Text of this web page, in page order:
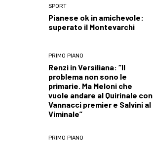
SPORT
Pianese ok in amichevole:
superato il Montevarchi
PRIMO PIANO
Renzi in Versiliana: “Il
problema non sono le
primarie. Ma Meloni che
vuole andare al Quirinale con
Vannacci premier e Salvini al
Viminale”
PRIMO PIANO